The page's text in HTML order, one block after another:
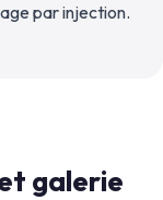
par injection.
galerie